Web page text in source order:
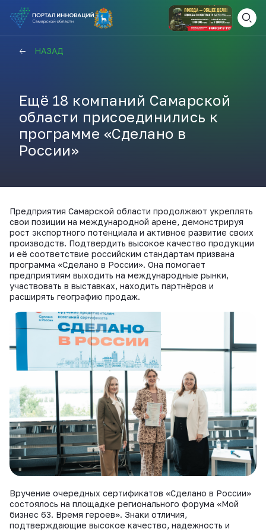
НАЗАД
Ещё 18 компаний Самарской
области присоединились к
программе «Сделано в
России»
Предприятия Самарской области продолжают укреплять
свои позиции на международной арене, демонстрируя
рост экспортного потенциала и активное развитие своих
производств. Подтвердить высокое качество продукции
и её соответствие российским стандартам призвана
программа «Сделано в России». Она помогает
предприятиям выходить на международные рынки,
участвовать в выставках, находить партнёров и
расширять географию продаж.
Вручение очередных сертификатов «Сделано в России»
состоялось на площадке регионального форума «Мой
бизнес 63. Время героев». Знаки отличия,
подтверждающие высокое качество, надежность и
Актуальные конкурсы
Анонсы публикаций
Новости компании
ЗАКРЫТЬ
ВАМ СЮДА
ПОЛЕЗНЫЕ СТАТЬИ И
Телеграм
ВКонтакте